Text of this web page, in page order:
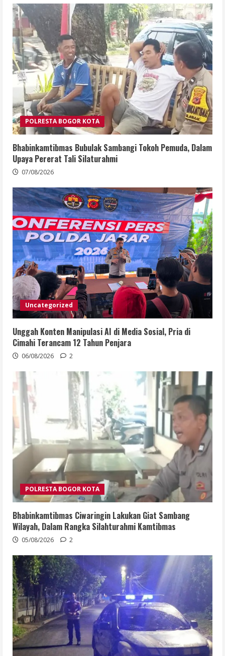
POLRESTA BOGOR KOTA
Bhabinkamtibmas Bubulak Sambangi Tokoh Pemuda, Dalam
Upaya Pererat Tali Silaturahmi
07/08/2026
Uncategorized
Unggah Konten Manipulasi AI di Media Sosial, Pria di
Cimahi Terancam 12 Tahun Penjara
06/08/2026 2
POLRESTA BOGOR KOTA
Bhabinkamtibmas Ciwaringin Lakukan Giat Sambang
Wilayah, Dalam Rangka Silahturahmi Kamtibmas
05/08/2026 2